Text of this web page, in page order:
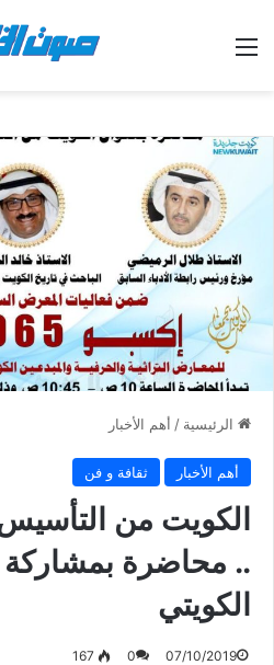
القائمة
الرئيسية / أهم الأخبار
أهم الأخبار ثقافة و فن
الكويت من
.. محاضرة
الكويتي
07/10/2019
0
167